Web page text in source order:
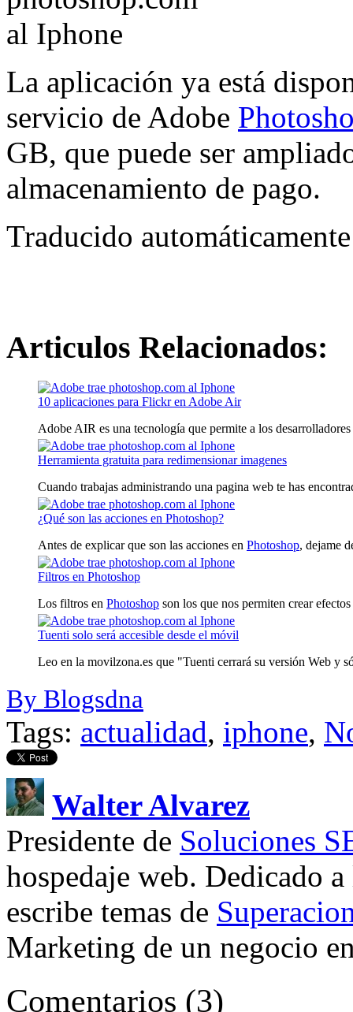
La aplicación ya está
servicio de Adobe
GB, que puede ser
almacenamiento de pago.
Traducido
Articulos Relacionados:
10 aplicaciones para Flickr en Adobe Air
Adobe AIR es una tecnología que permite a los
Herramienta gratuita para redimensionar imagenes
Cuando trabajas administrando una pagina web te has
¿Qué son las acciones en Photoshop?
Antes de explicar que son las acciones en Photoshop, dejame
Filtros en Photoshop
Los filtros en Photoshop son los que nos permiten crear
Tuenti solo será accesible desde el móvil
Leo en la movilzona.es que "Tuenti cerrará su versión Web y
By Blogsdna
Tags: actualidad, iphone,
Walter Alvarez
Presidente de Soluciones
hospedaje web. Dedicado
escribe temas de
Marketing de un negocio
Comentarios (3)